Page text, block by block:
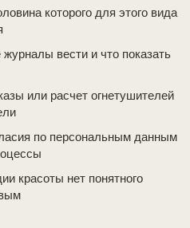
которого для этого вида
журналы вести и что показать
или расчет огнетушителей
по персональным данным
красоты нет понятного